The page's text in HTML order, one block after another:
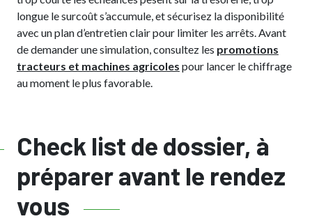
longue le surcoût s’accumule, et sécurisez la disponibilité
avec un plan d’entretien clair pour limiter les arrêts. Avant
de demander une simulation, consultez les promotions
tracteurs et machines agricoles pour lancer le chiffrage
au moment le plus favorable.
Check list de dossier, à
préparer avant le rendez
vous